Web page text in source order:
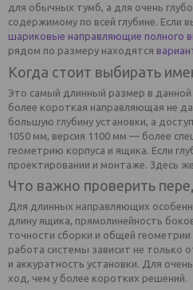
для обычных тумб, а для очень
содержимому по всей глубине. Если
шариковые направляющие полного
рядом по размеру находятся
Когда стоит выбирать
Это самый длинный размер в данной
более короткая направляющая не
большую глубину установки, а
1050 мм, версия 1100 мм — более
геометрию корпуса и ящика. Если
проектировании и монтаже. Здесь
Что важно проверить
Для длинных направляющих
длину ящика, прямолинейность
точности сборки и общей геометрии
работа системы зависит не только
и аккуратность установки. Для
ход, чем у более коротких решений.